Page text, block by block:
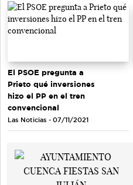
El PSOE pregunta a
Prieto qué inversiones
hizo el PP en el tren
convencional
Las Noticias - 07/11/2021